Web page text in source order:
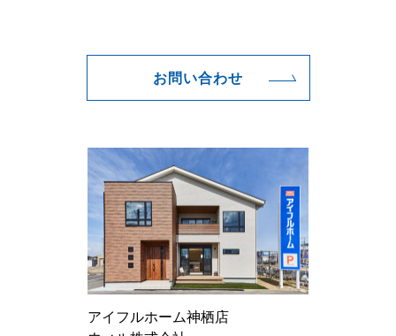
お問い合わせ
アイフルホーム神栖店